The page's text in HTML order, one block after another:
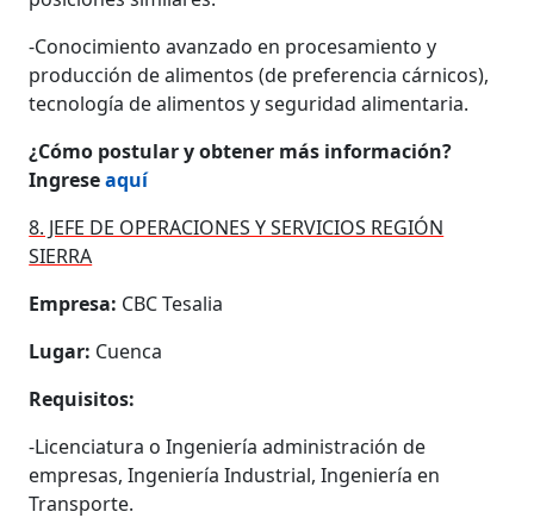
-Conocimiento avanzado en procesamiento y
producción de alimentos (de preferencia cárnicos),
tecnología de alimentos y seguridad alimentaria.
¿Cómo postular y obtener más información?
Ingreseaquí
8. JEFE DE OPERACIONES Y SERVICIOS REGIÓN
SIERRA
Empresa: CBC Tesalia
Lugar: Cuenca
Requisitos:
-Licenciatura o Ingeniería administración de
empresas, Ingeniería Industrial, Ingeniería en
Transporte.